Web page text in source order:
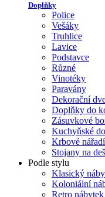
Doplňky
Police
Vešáky
Truhlice
Lavice
Podstavce
Různé
Vinotéky
Paravány
Dekorační
Doplňky do
Zásuvkové
Kuchyňské
Krbové nářadí
Stojany na
Podle stylu
Klasický
Koloniální
Retro nábytek